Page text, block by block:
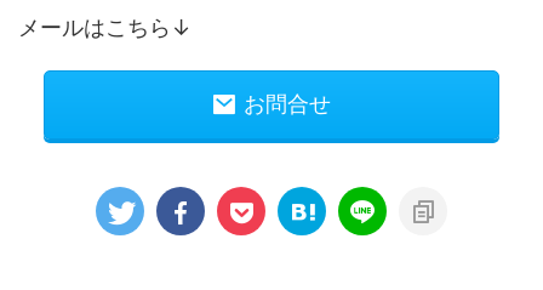
メールはこちら↓
お問合せ